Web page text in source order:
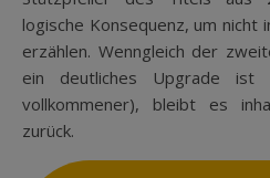
logische Konsequenz, um nicht
erzählen. Wenngleich der
ein deutliches Upgrade ist
vollkommener), bleibt es
zurück.